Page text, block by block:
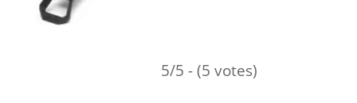
5/5 - (5 votes)